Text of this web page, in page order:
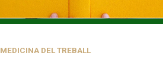
MEDICINA DEL TREBALL